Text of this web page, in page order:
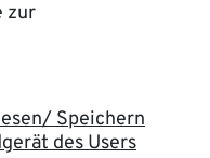
zur
Speichern
des Users